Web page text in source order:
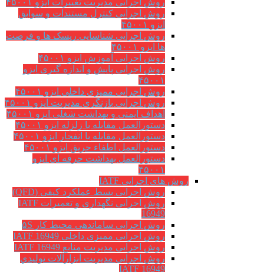
روش اجرایی کنترل مستندات و سوابق
ایزو ۴۵۰۰۱
روش اجرایی شناسایی ریسک ها و فرصت
ها ایزو ۴۵۰۰۱
روش اجرایی آموزش ایزو ۴۵۰۰۱
روش اجرایی پایش و اندازه گیری ایزو
۴۵۰۰۱
روش اجرایی ممیزی داخلی ایزو ۴۵۰۰۱
روش اجرایی بازنگری مدیریت ایزو ۴۵۰۰۱
اهداف ایمنی و بهداشت شغلی ایزو ۴۵۰۰۱
دستورالعمل مقابله با زلزله ایزو ۴۵۰۰۱
دستورالعمل مقابله با انفجار ایزو ۴۵۰۰۱
دستورالعمل اطفاء حریق ایزو ۴۵۰۰۱
دستورالعمل بهداشت حرفه ای ایزو
۴۵۰۰۱
روش های اجرایی IATF
روش اجرایی بسط عملکرد کیفی (QFD)
روش اجرایی نگهداری و تعمیرات IATF
16949
روش اجرایی ساماندهی محیط کار ۵S
روش اجرایی ممیزی داخلی IATF 16949
روش اجرایی مدیریت منابع IATF 16949
روش اجرایی مديريت ابزارآلات توليدي
IATF 16949